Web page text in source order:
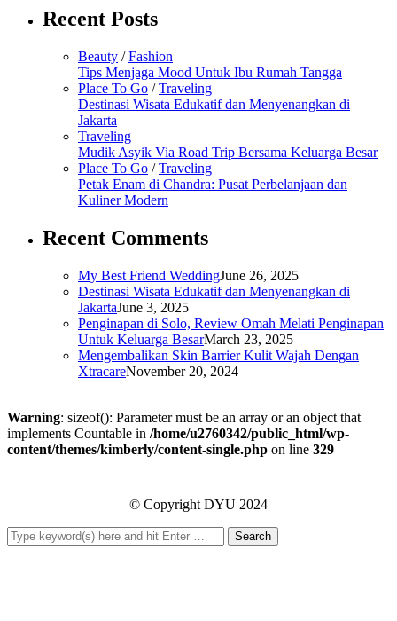
Recent Posts
Beauty /Fashion
Tips Menjaga Mood Untuk Ibu Rumah Tangga
Place To Go /Traveling
Destinasi Wisata Edukatif dan Menyenangkan di
Jakarta
Traveling
Mudik Asyik Via Road Trip Bersama Keluarga Besar
Place To Go /Traveling
Petak Enam di Chandra: Pusat Perbelanjaan dan
Kuliner Modern
Recent Comments
My Best Friend WeddingJune 26, 2025
Destinasi Wisata Edukatif dan Menyenangkan di
JakartaJune 3, 2025
Penginapan di Solo, Review Omah Melati Penginapan
Untuk Keluarga BesarMarch 23, 2025
Mengembalikan Skin Barrier Kulit Wajah Dengan
XtracareNovember 20, 2024
Warning: sizeof(): Parameter must be an array or an object that
implements Countable in /home/u2760342/public_html/wp-
content/themes/kimberly/content-single.php on line 329
© Copyright DYU 2024